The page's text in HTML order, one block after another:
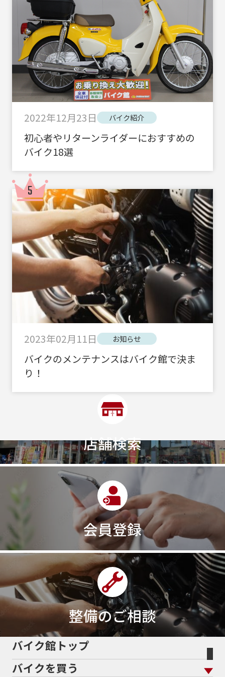
2022年12月23日 バイク紹介
初心者やリターンライダーにおすすめの
バイク18選
2023年02月11日 お知らせ
バイクのメンテナンスはバイク館で決ま
り！
店舗検索
会員登録
整備のご相談
バイク館トップ
バイクを買う